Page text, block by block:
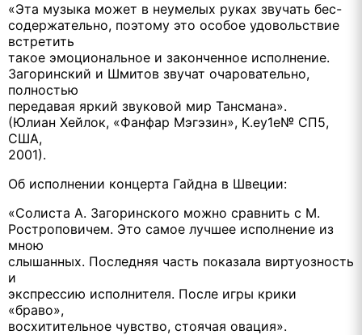
«Эта музыка может в неумелых руках звучать бес-
содержательно, поэтому это особое удовольствие
встретить
такое эмоциональное и законченное исполнение.
Загоринский и Шмитов звучат очаровательно,
полностью
передавая яркий звуковой мир Тансмана».
(Юлиан Хейлок, «Фанфар Мэгэзин», К.еу1е№ СП5,
США,
2001).
Об исполнении концерта Гайдна в Швеции:
«Солиста А. Загоринского можно сравнить с М.
Ростроповичем. Это самое лучшее исполнение из
мною
слышанных. Последняя часть показала виртуозность
и
экспрессию исполнителя. После игры крики
«браво»,
восхитительное чувство, стоячая овация».